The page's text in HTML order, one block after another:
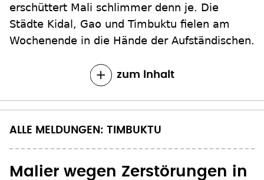
erschüttert Mali schlimmer denn je. Die
Städte Kidal, Gao und Timbuktu fielen am
Wochenende in die Hände der Aufständischen.
zum Inhalt
ALLE MELDUNGEN: TIMBUKTU
Malier wegen Zerstörungen in